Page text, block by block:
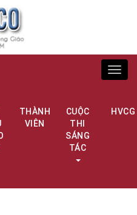
THÀNH
VIÊN
CUỘC
THI
SÁNG
TÁC
HVCG